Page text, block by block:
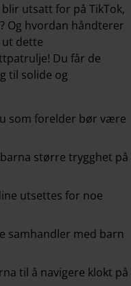
utsatt for på TikTok,
Og hvordan håndterer
ut dette
Du får de
til solide og
som forelder bør være
større trygghet på
utsettes for noe
samhandler med barn
til å navigere klokt på